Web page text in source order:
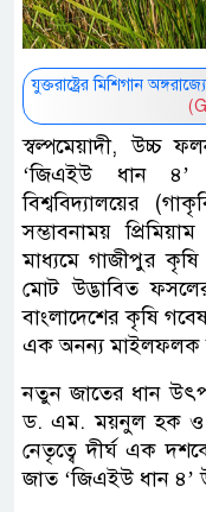
যুক্তরাষ্ট্রের মিশিগান
স্বল্পমেয়াদী, উচ্চ
‘জিএইউ ধান ৪’
বিশ্ববিদ্যালয়ের
সম্ভাবনাময়
মাধ্যমে গাজীপুর কৃষি
মোট উদ্ভাবিত
বাংলাদেশের কৃষি
এক অনন্য মাইলফলক
নতুন জাতের ধান
ড. এম. ময়নুল হক ও
নেতৃত্বে দীর্ঘ এক
জাত ‘জিএইউ ধান ৪’